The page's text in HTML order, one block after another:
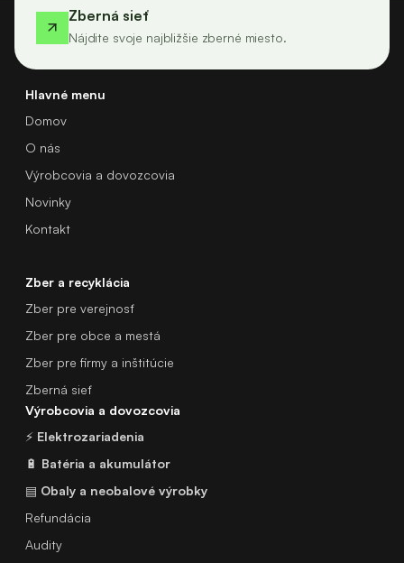
Zberná sieť
Nájdite svoje najbližšie zberné miesto.
Hlavné menu
Domov
O nás
Výrobcovia a dovozcovia
Novinky
Kontakt
Zber a recyklácia
Zber pre verejnosť
Zber pre obce a mestá
Zber pre firmy a inštitúcie
Zberná sieť
Výrobcovia a dovozcovia
⚡ Elektrozariadenia
🔋 Batéria a akumulátor
▤ Obaly a neobalové výrobky
Refundácia
Audity